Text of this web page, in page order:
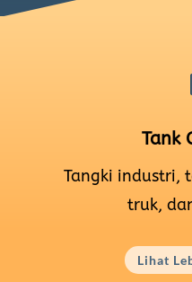
Tank
Tangki industri,
truk,
Lihat